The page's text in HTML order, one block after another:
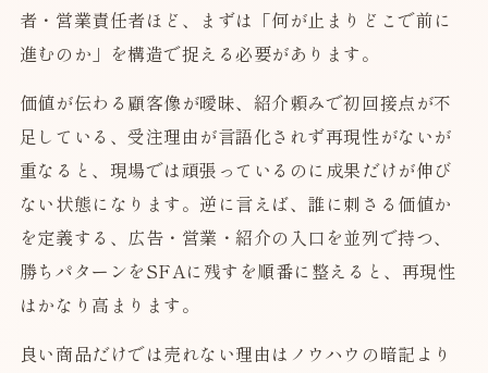
者・営業責任者ほど、まずは「何が止まりどこで前に
進むのか」を構造で捉える必要があります。
価値が伝わる顧客像が曖昧、紹介頼みで初回接点が不
足している、受注理由が言語化されず再現性がないが
重なると、現場では頑張っているのに成果だけが伸び
ない状態になります。逆に言えば、誰に刺さる価値か
を定義する、広告・営業・紹介の入口を並列で持つ、
勝ちパターンをSFAに残すを順番に整えると、再現性
はかなり高まります。
良い商品だけでは売れない理由はノウハウの暗記より